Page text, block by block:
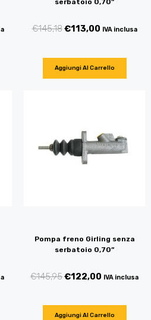
serbatoio 0,70”
€145,18€113,00 IVA inclusa
Aggiungi Al Carrello
Pompa freno Girling senza
serbatoio 0,70”
€145,95€122,00 IVA inclusa
Aggiungi Al Carrello